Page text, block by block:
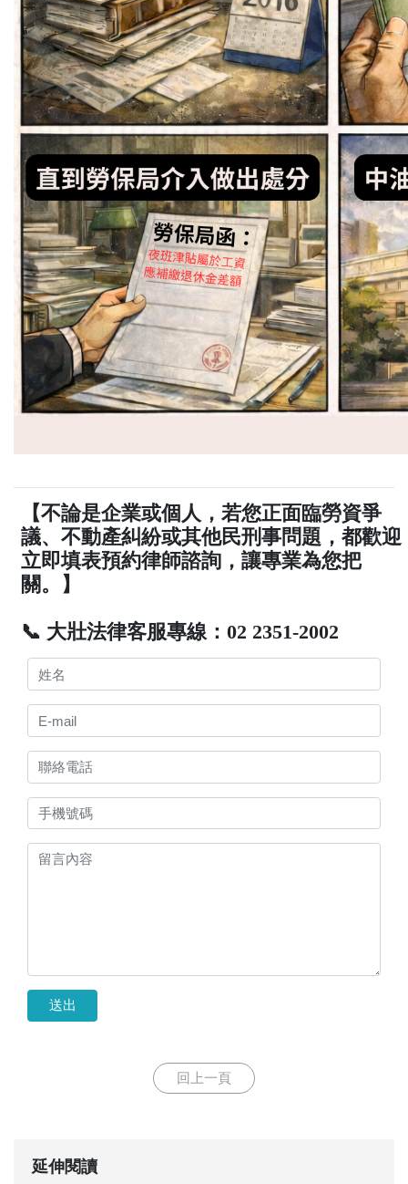
【不論是企業或個人，若您正面臨勞資爭
議、不動產糾紛或其他民刑事問題，都歡迎
立即填表預約律師諮詢，讓專業為您把
關。】
📞 大壯法律客服專線：02 2351-2002
送出
回上一頁
延伸閱讀